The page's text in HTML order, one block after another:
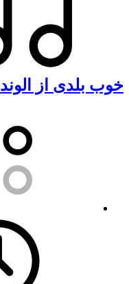
خوب بلدی از الوند